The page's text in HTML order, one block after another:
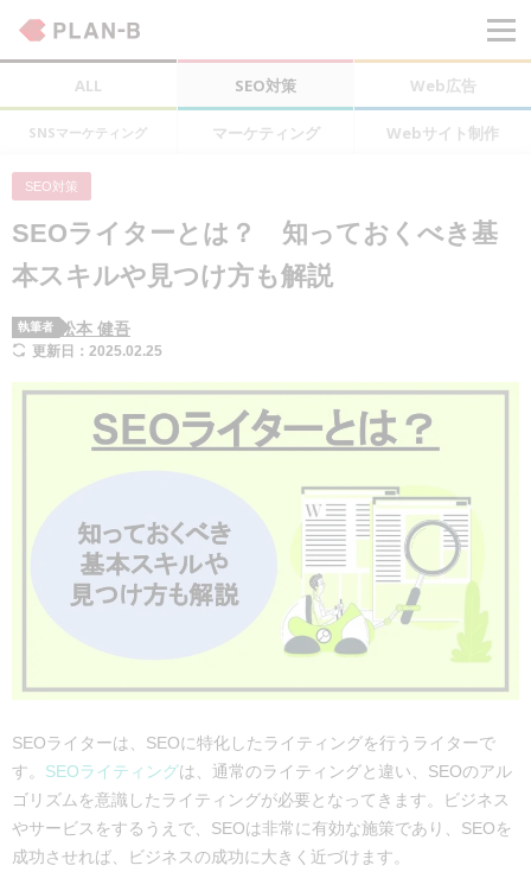
ALL SEO対策 Web広告
SNSマーケティング マーケティング Webサイト制作
SEO対策
SEOライターとは？ 知っておくべき基
本スキルや見つけ方も解説
執筆者 松本 健吾
更新日：2025.02.25
SEOライターは、SEOに特化したライティングを行うライターで
す。 SEOライティングは、通常のライティングと違い、SEOのアル
ゴリズムを意識したライティングが必要となってきます。ビジネス
やサービスをするうえで、SEOは非常に有効な施策であり、SEOを
成功させれば、ビジネスの成功に大きく近づけます。